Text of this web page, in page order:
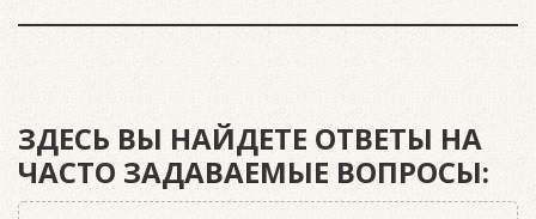
ЗДЕСЬ ВЫ НАЙДЕТЕ ОТВЕТЫ НА
ЧАСТО ЗАДАВАЕМЫЕ ВОПРОСЫ: